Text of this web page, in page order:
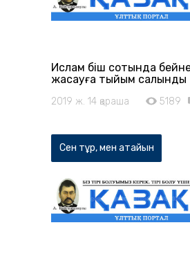
Ислам Әбіш сотында
жасауға тыйым салынды
2019 ж. 14 қараша 5189
Сен тұр, мен атайын